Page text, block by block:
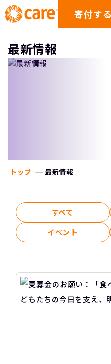
寄付する
最新情報
トップ 最新情報
すべて
イベント